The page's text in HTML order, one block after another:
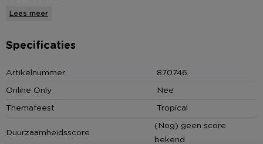
Lees meer
Specificaties
Artikelnummer
870746
Online Only
Nee
Themafeest
Tropical
Duurzaamheidsscore
(Nog) geen score
bekend